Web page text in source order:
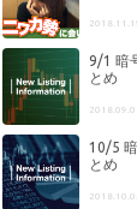
9/1 暗
とめ
10/5
とめ